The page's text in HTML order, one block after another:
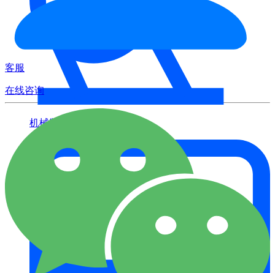
机械制造
客服
在线咨询